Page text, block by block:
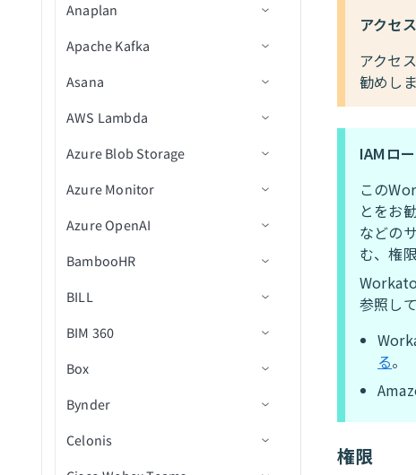
Namely End User
Namely Workforce Intelligence
Notion Databases
Notionページ
Oktaエンドユーザー
OneDrive
Outlook Calendar
Outlook Contacts
Outlook Email
Outreach Sales Engagement
QuickBooks Online AP and
Marketoを設定
NetSuite2を設定
Oracleを設定
Oracle Fusion Cloudを設定
Outreachを設定
Salesforceを設定
SAP Data Agentを設定
SAP Table Reader
トラブルシューティング
ServiceNowを設定
Shopifyを設定
Snowflakeを設定
SQL Serverを設定（宛先）
SQL Serverを設定（ソース）
Stripeを設定
ワークフロータスクをプロ
グラムで完了
リクエストを削除
アクティビティ履歴を取得
（batch）
ユーザーを招待
データをコンポーネントに
リクエストを共有
リクエストを更新
グループからユーザーを削
定
エントリを更新
オブジェクトの更新
アクション
チ）
メッセージを受信
メッセージを削除
ーティング
Anaplan
コネクション設定
アクション
ダンプファイルをダウンロ
を実行
データインポートバッチを
削除バッチを実行
ファイルのアップロード
Apache Kafka
コネクション設定
トリガー
新規メッセージ
新規メッセージ（バッチ）
アクション
メッセージを公開
メッセージを公開（バッ
Asana
コネクション設定
トリガー
新規イベント
新規/更新済みタスク
アクション
セクションにタスクを追加
サブタスクを作成
タスクを作成
IDでプロジェクト詳細を取
AWS Lambda
コネクション設定
出力スキーマ定義
JSON出力定義
プリミティブ出力
Azure Blob Storage
コネクション設定
トリガー
新規Blob(リアルタイム)
New event（リアルタイム）
アクション
Blobコンテンツをダウンロ
Azure Monitor
コネクション設定
アクション
カスタムログを送信
Azure OpenAI
コネクション設定
アクション
テキストプロンプトを完了
テキスト埋め込みを生成
ChatGPTにメッセージを送
BambooHR
コネクション設定
トリガー
新規従業員（リアルタイ
アクション
従業員を作成
従業員のテーブルレコード
BambooHR 403 Forbiddenエラ
BILL
コネクション設定
トリガー
新規レコード
新規/更新済みレコード
アクション
レコードを検索（バッチ）
BIM 360
コネクション設定
トリガー
プロジェクトフォルダ内の
アクション
Box
コネクション設定
トリガー
Bynder
コネクション設定
Celonis
アクセ
アクセ
勧めしま
IAMロ
この
とをお
などの
む、権
参照し
る。
権限